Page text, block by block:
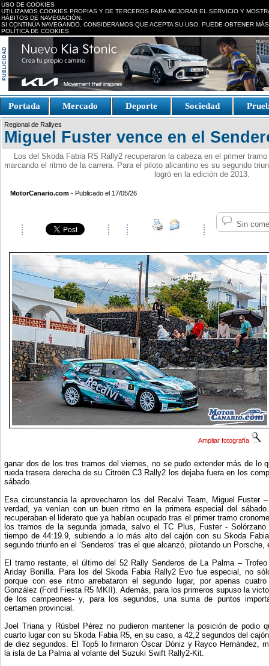
USO DE COOKIES
UTILIZAMOS COOKIES PROPIAS Y DE TERCEROS PARA MEJORAR EL SERVICIO Y
HÁBITOS DE NAVEGACIÓN.
SI CONTINÚA NAVEGANDO, CONSIDERAMOS QUE ACEPTA SU USO. PUEDE OBTENER
POLÍTICA DE COOKIES
Portada Mercado Deporte Sociedad
Fake Watches
replica-
watch.is
Regional de Rallyes
Miguel Fuster vence en el
Los del Skoda Fabia RS Rally2 recuperaron la cabeza en el primer
marcando el ritmo de la carrera. Para el piloto alicantino es su segundo
logró en la edición de 2013.
MotorCanario.com - Publicado el 17/05/26
Sin
Ampliar fotografía
ganar dos de los tres tramos del viernes, no se pudo extender más de lo
rueda trasera derecha de su Citroën C3 Rally2 los dejaba fuera en los
sábado.
Esa circunstancia la aprovecharon los del Recalvi Team, Miguel Fuster
verdad, ya venían con un buen ritmo en la primera especial del
recuperaban el liderato que ya habían ocupado tras el primer tramo
los tramos de la segunda jornada, salvo el TC Plus, Fuster -
tiempo de 44:19.9, subiendo a lo más alto del cajón con su Skoda
segundo triunfo en el ‘Senderos’ tras el que alcanzó, pilotando un Porsche,
El tramo restante, el último del 52 Rally Senderos de La Palma –
Ariday Bonilla. Para los del Skoda Fabia Rally2 Evo fue especial, no
porque con ese ritmo arrebataron el segundo lugar, por apenas
González (Ford Fiesta R5 MKII). Además, para los primeros supuso la
de los campeones- y, para los segundos, una suma de puntos
certamen provincial.
Joel Triana y Rúsbel Pérez no pudieron mantener la posición de podio
cuarto lugar con su Skoda Fabia R5, en su caso, a 42,2 segundos del
de diez segundos. El Top5 lo firmaron Óscar Dóniz y Rayco Hernández,
la isla de La Palma al volante del Suzuki Swift Rally2-Kit.